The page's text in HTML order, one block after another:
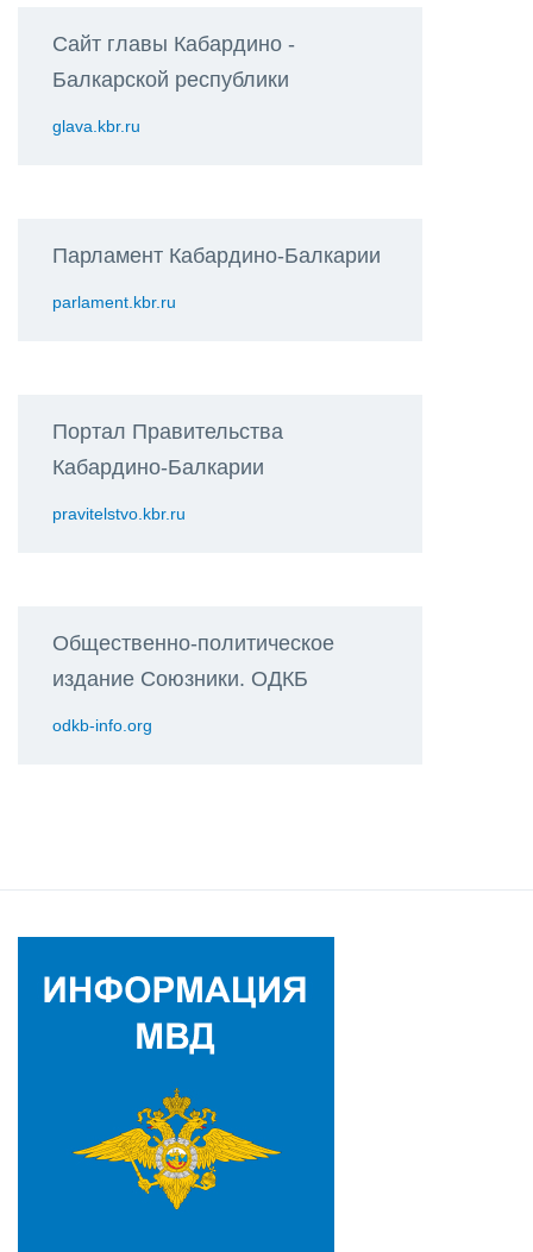
Сайт главы Кабардино -
Балкарской республики
glava.kbr.ru
Парламент Кабардино-Балкарии
parlament.kbr.ru
Портал Правительства
Кабардино-Балкарии
pravitelstvo.kbr.ru
Общественно-политическое
издание Союзники. ОДКБ
odkb-info.org